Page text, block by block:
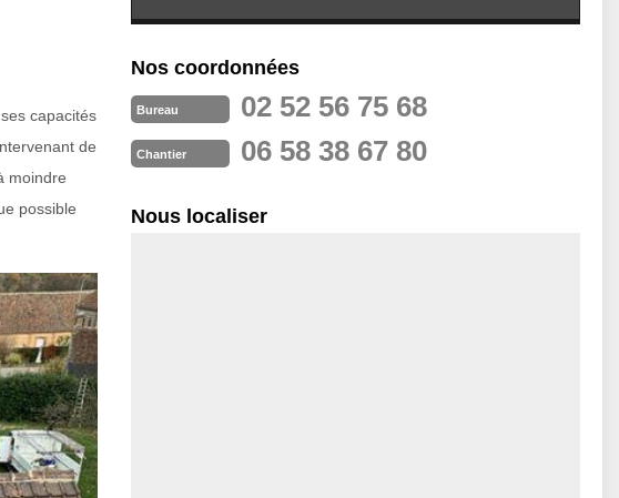
capacités
de
moindre
possible
Nos coordonnées
Bureau 02 52 56 75 68
Chantier 06 58 38 67 80
Nous localiser